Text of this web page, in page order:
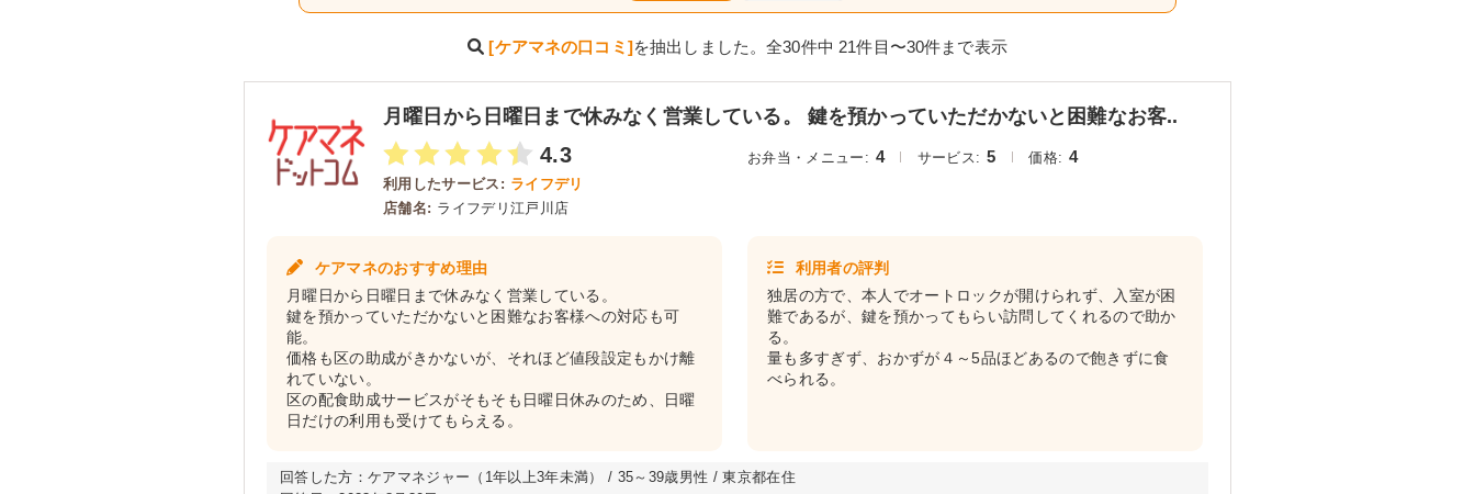
[ケアマネの口コミ]を抽出しました。全30件中 21件目〜30件まで表示
月曜日から日曜日まで休みなく営業している。 鍵を預かっていただかないと困難なお客..
回答した方： ケアマネジャー（1年以上3年未満） / 35～39歳男性 / 東京都在住
利用したサービス: ライフデリ
店舗名: ライフデリ江戸川店
4.3 お弁当・メニュー: 4 サービス: 5 価格: 4
ケアマネのおすすめ理由
月曜日から日曜日まで休みなく営業している。
鍵を預かっていただかないと困難なお客様への対応も可
能。
価格も区の助成がきかないが、それほど値段設定もかけ離
れていない。
区の配食助成サービスがそもそも日曜日休みのため、日曜
日だけの利用も受けてもらえる。
利用者の評判
独居の方で、本人でオートロックが開けられず、入室が困
難であるが、鍵を預かってもらい訪問してくれるので助か
る。
量も多すぎず、おかずが４～5品ほどあるので飽きずに食
べられる。